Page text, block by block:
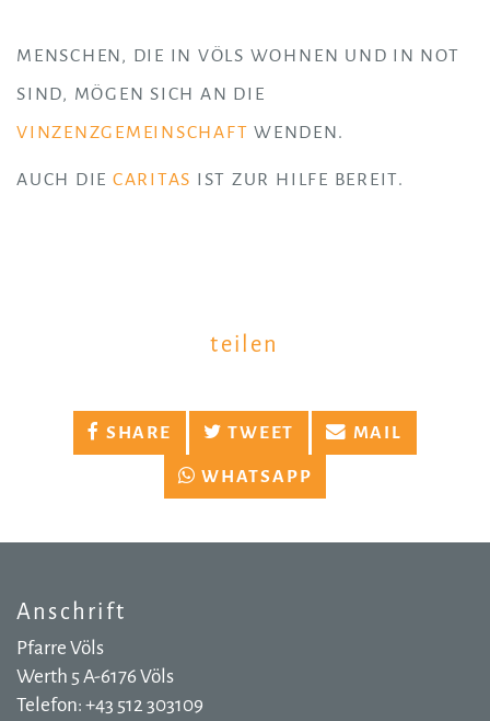
MENSCHEN, DIE IN VÖLS WOHNEN UND IN NOT
SIND, MÖGEN SICH AN DIE
VINZENZGEMEINSCHAFTWENDEN.
AUCH DIE CARITAS IST ZUR HILFE BEREIT.
teilen
SHARE TWEET MAIL
WHATSAPP
Anschrift
Pfarre Völs
Werth 5 A-6176 Völs
Telefon: +43 512 303109